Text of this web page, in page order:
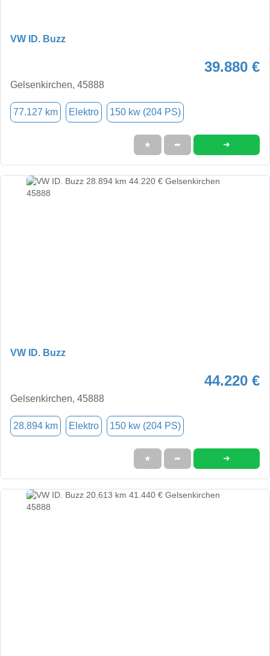
VW ID. Buzz
39.880 €
Gelsenkirchen, 45888
77.127 km Elektro 150 kw (204 PS)
★ ➦ ➜
VW ID. Buzz
44.220 €
Gelsenkirchen, 45888
28.894 km Elektro 150 kw (204 PS)
★ ➦ ➜